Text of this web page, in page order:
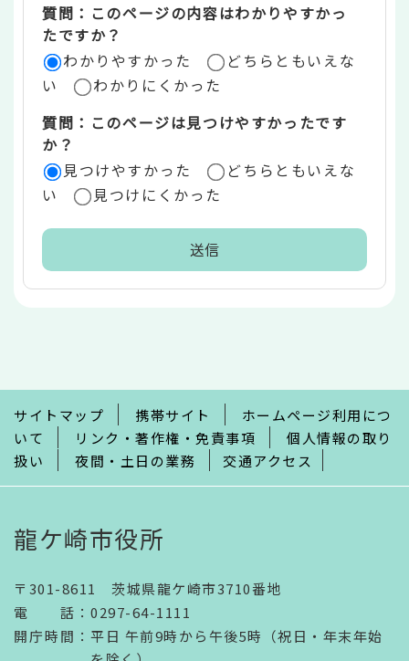
リ
ア
質問：このページの内容はわかりやすかっ
たですか？
わかりやすかった
どちらともいえな
い
わかりにくかった
質問：このページは見つけやすかったです
か？
見つけやすかった
どちらともいえな
い
見つけにくかった
で
サイトマップ 携帯サイト
ホームページ利用につ
いて
リンク・著作権・免責事項
個人情報の取り
扱い
夜間・土日の業務 交通アクセス
龍ケ崎市役所
〒301-8611 茨城県龍ケ崎市3710番地
電話 ： 0297-64-1111
開庁時間 ： 平日 午前9時から午後5時（祝日・年末年始